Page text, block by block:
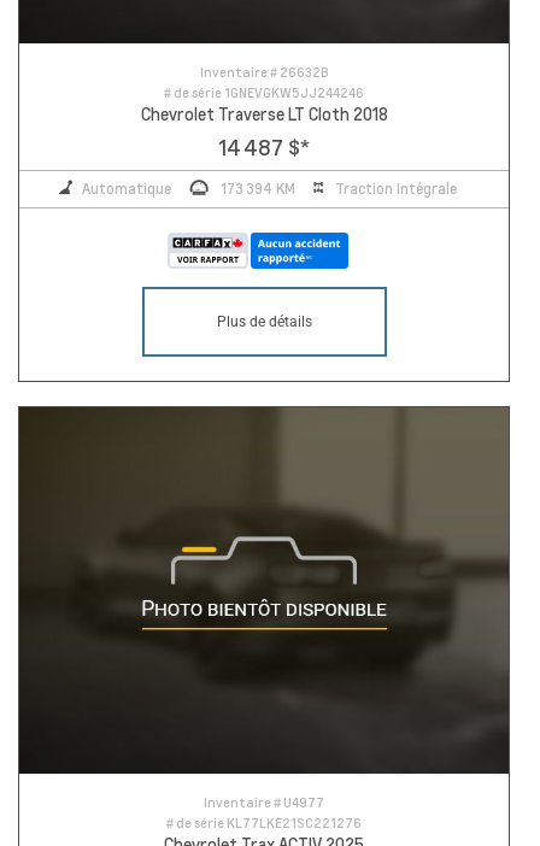
Inventaire # 26632B
# de série 1GNEVGKW5JJ244246
Chevrolet Traverse LT Cloth 2018
14 487 $*
Automatique 173 394 KM Traction Intégrale
Plus de détails
Inventaire # U4977
# de série KL77LKE21SC221276